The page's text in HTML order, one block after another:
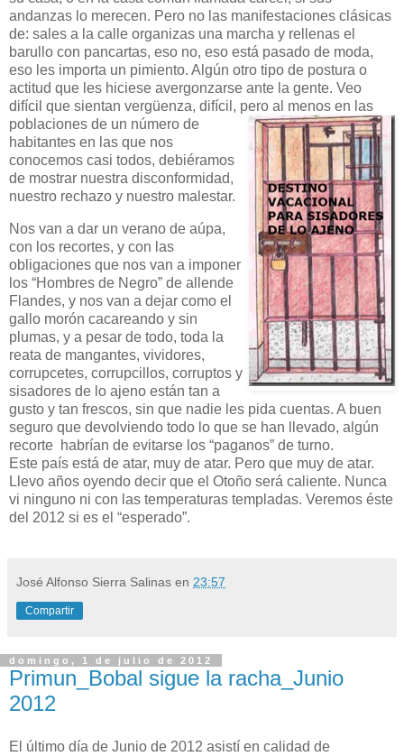
andanzas lo merecen. Pero no las manifestaciones clásicas
de: sales a la calle organizas una marcha y rellenas el
barullo con pancartas, eso no, eso está pasado de moda,
eso les importa un pimiento. Algún otro tipo de postura o
actitud que les hiciese avergonzarse ante la gente. Veo
difícil que sientan vergüenza, difícil, pero al menos en las
poblaciones de un número de
habitantes en las que nos
conocemos casi todos, debiéramos
de mostrar nuestra disconformidad,
nuestro rechazo y nuestro malestar.
Nos van a dar un verano de aúpa,
con los recortes, y con las
obligaciones que nos van a imponer
los “Hombres de Negro” de allende
Flandes, y nos van a dejar como el
gallo morón cacareando y sin
plumas, y a pesar de todo, toda la
reata de mangantes, vividores,
corrupcetes, corrupcillos, corruptos y
sisadores de lo ajeno están tan a
gusto y tan frescos, sin que nadie les pida cuentas. A buen
seguro que devolviendo todo lo que se han llevado, algún
recorte habrían de evitarse los “paganos” de turno.
Este país está de atar, muy de atar. Pero que muy de atar.
Llevo años oyendo decir que el Otoño será caliente. Nunca
vi ninguno ni con las temperaturas templadas. Veremos éste
del 2012 si es el “esperado”.
José Alfonso Sierra Salinas en 23:57
Compartir
domingo, 1 de julio de 2012
Primun_Bobal sigue la racha_Junio
2012
El último día de Junio de 2012 asistí en calidad de